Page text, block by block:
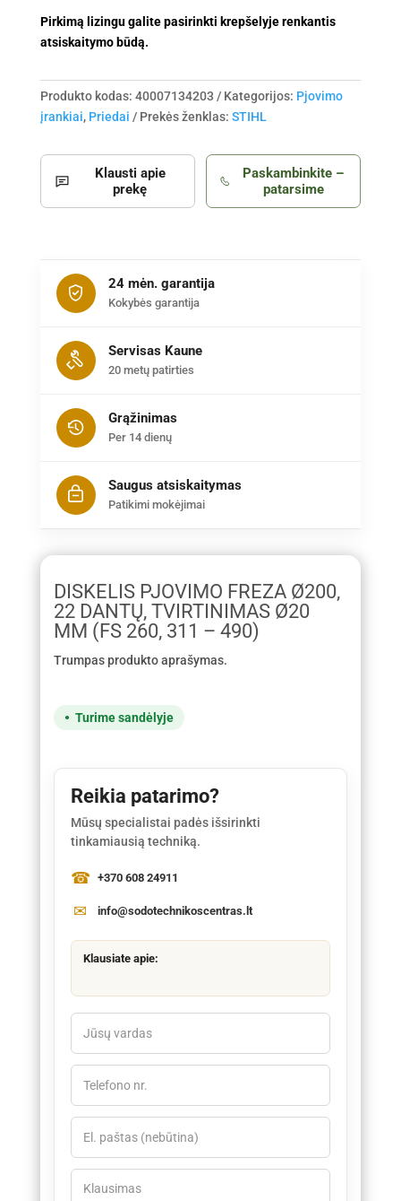
(FS
260,
Pirkimą lizingu galite pasirinkti krepšelyje renkantis
atsiskaitymo būdą.
Produkto kodas: 40007134203 Kategorijos: Pjovimo
įrankiai, Priedai Prekės ženklas: STIHL
Klausti apie
prekę
Paskambinkite –
patarsime
24 mėn. garantija
Kokybės garantija
Servisas Kaune
20 metų patirties
Grąžinimas
Per 14 dienų
Saugus atsiskaitymas
Patikimi mokėjimai
DISKELIS PJOVIMO FREZA Ø200,
22 DANTŲ, TVIRTINIMAS Ø20
MM (FS 260, 311 – 490)
Trumpas produkto aprašymas.
Turime sandėlyje
Reikia patarimo?
Mūsų specialistai padės išsirinkti
tinkamiausią techniką.
+370 608 24911
info@sodotechnikoscentras.lt
Klausiate apie: